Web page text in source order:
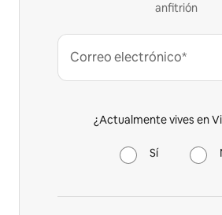
anfitrión
Correo electrónico*
¿Actualmente vives en
Sí